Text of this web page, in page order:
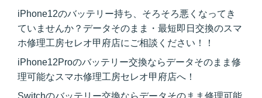
iPhone12のバッテリー持ち、そろそろ悪くなってき
ていませんか？データそのまま・最短即日交換のスマ
ホ修理工房セレオ甲府店にご相談ください！！
iPhone12Proのバッテリー交換ならデータそのまま修
理可能なスマホ修理工房セレオ甲府店へ！
Switchのバッテリー交換ならデータそのまま修理可能